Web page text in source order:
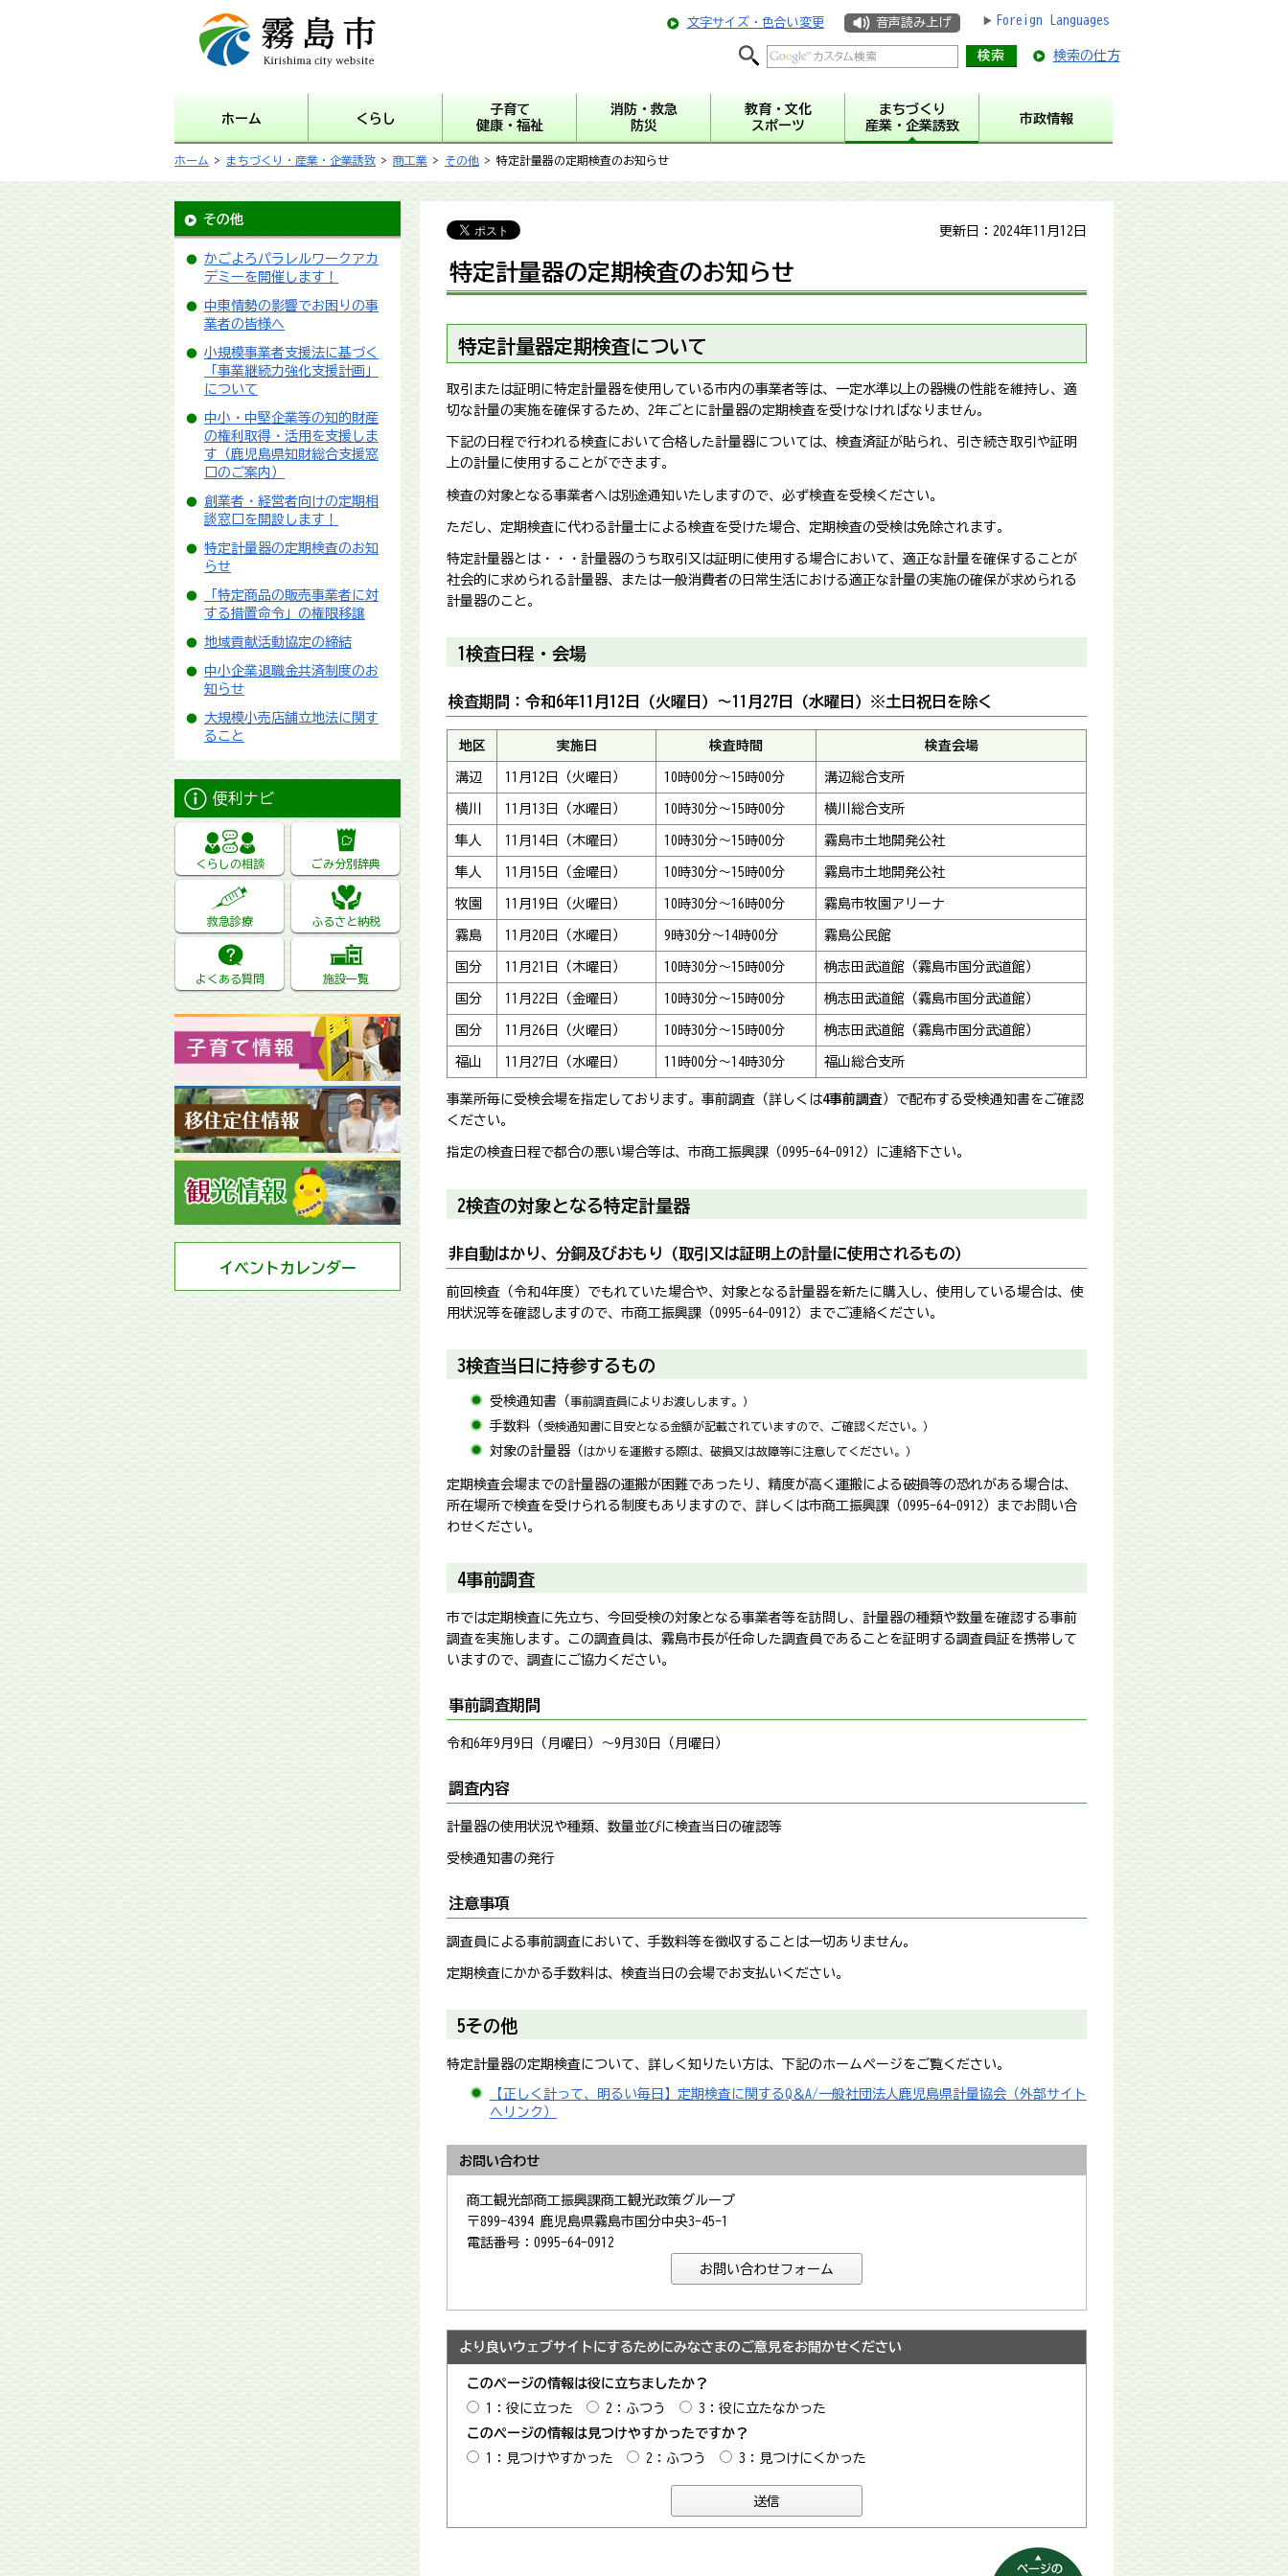
霧島市 Kirishima city
website
文字サイズ・色合い変更 音声読み上げ Foreign Languages
検索の仕方
ホーム くらし
子育て
健康・福祉
消防・救急
防災
教育・文化
スポーツ
まちづくり
産業・企業誘致
市政情報
ホーム > まちづくり・産業・企業誘致 > 商工業 > その他 > 特定計量器の定期検査のお知らせ
その他
かごよろパラレルワークアカ
デミーを開催します！
中東情勢の影響でお困りの事
業者の皆様へ
小規模事業者支援法に基づく
「事業継続力強化支援計画」
について
中小・中堅企業等の知的財産
の権利取得・活用を支援しま
す（鹿児島県知財総合支援窓
口のご案内）
創業者・経営者向けの定期相
談窓口を開設します！
特定計量器の定期検査のお知
らせ
「特定商品の販売事業者に対
する措置命令」の権限移譲
地域貢献活動協定の締結
中小企業退職金共済制度のお
知らせ
大規模小売店舗立地法に関す
ること
便利ナビ
くらしの相談 ごみ分別辞典
救急診療 ふるさと納税
よくある質問 施設一覧
イベントカレンダー
更新日：2024年11月12日
特定計量器の定期検査のお知らせ
特定計量器定期検査について
取引または証明に特定計量器を使用している市内の事業者等は、一定水準以上の器機の性能を維持し、適
切な計量の実施を確保するため、2年ごとに計量器の定期検査を受けなければなりません。
下記の日程で行われる検査において合格した計量器については、検査済証が貼られ、引き続き取引や証明
上の計量に使用することができます。
検査の対象となる事業者へは別途通知いたしますので、必ず検査を受検ください。
ただし、定期検査に代わる計量士による検査を受けた場合、定期検査の受検は免除されます。
特定計量器とは・・・計量器のうち取引又は証明に使用する場合において、適正な計量を確保することが
社会的に求められる計量器、または一般消費者の日常生活における適正な計量の実施の確保が求められる
計量器のこと。
1検査日程・会場
検査期間：令和6年11月12日（火曜日）～11月27日（水曜日）※土日祝日を除く
地区 実施日 検査時間 検査会場
溝辺 11月12日（火曜日） 10時00分～15時00分 溝辺総合支所
横川 11月13日（水曜日） 10時30分～15時00分 横川総合支所
隼人 11月14日（木曜日） 10時30分～15時00分 霧島市土地開発公社
隼人 11月15日（金曜日） 10時30分～15時00分 霧島市土地開発公社
牧園 11月19日（火曜日） 10時30分～16時00分 霧島市牧園アリーナ
霧島 11月20日（水曜日） 9時30分～14時00分 霧島公民館
国分 11月21日（木曜日） 10時30分～15時00分 桷志田武道館（霧島市国分武道館）
国分 11月22日（金曜日） 10時30分～15時00分 桷志田武道館（霧島市国分武道館）
国分 11月26日（火曜日） 10時30分～15時00分 桷志田武道館（霧島市国分武道館）
福山 11月27日（水曜日） 11時00分～14時30分 福山総合支所
事業所毎に受検会場を指定しております。事前調査（詳しくは4事前調査）で配布する受検通知書をご確認
ください。
指定の検査日程で都合の悪い場合等は、市商工振興課（0995-64-0912）に連絡下さい。
2検査の対象となる特定計量器
非自動はかり、分銅及びおもり（取引又は証明上の計量に使用されるもの）
前回検査（令和4年度）でもれていた場合や、対象となる計量器を新たに購入し、使用している場合は、使
用状況等を確認しますので、市商工振興課（0995-64-0912）までご連絡ください。
3検査当日に持参するもの
受検通知書（事前調査員によりお渡しします。）
手数料（ 受検通知書に目安となる金額が記載されていますので、ご確認ください。）
対象の計量器（ はかりを運搬する際は、破損又は故障等に注意してください。）
定期検査会場までの計量器の運搬が困難であったり、精度が高く運搬による破損等の恐れがある場合は、
所在場所で検査を受けられる制度もありますので、詳しくは市商工振興課（0995-64-0912）までお問い合
わせください。
4事前調査
市では定期検査に先立ち、今回受検の対象となる事業者等を訪問し、計量器の種類や数量を確認する事前
調査を実施します。この調査員は、霧島市長が任命した調査員であることを証明する調査員証を携帯して
いますので、調査にご協力ください。
事前調査期間
令和6年9月9日（月曜日）～9月30日（月曜日）
調査内容
計量器の使用状況や種類、数量並びに検査当日の確認等
受検通知書の発行
注意事項
調査員による事前調査において、手数料等を徴収することは一切ありません。
定期検査にかかる手数料は、検査当日の会場でお支払いください。
5その他
特定計量器の定期検査について、詳しく知りたい方は、下記のホームページをご覧ください。
【正しく計って、明るい毎日】定期検査に関するQ＆A/一般社団法人鹿児島県計量協会（外部サイト
へリンク）
お問い合わせ
商工観光部商工振興課商工観光政策グループ
〒899-4394 鹿児島県霧島市国分中央3-45-1
電話番号：0995-64-0912
より良いウェブサイトにするためにみなさまのご意見をお聞かせください
このページの情報は役に立ちましたか？
1：役に立った
2：ふつう
3：役に立たなかった
このページの情報は見つけやすかったですか？
1：見つけやすかった
2：ふつう 3：見つけにくかった
ページの先頭へ